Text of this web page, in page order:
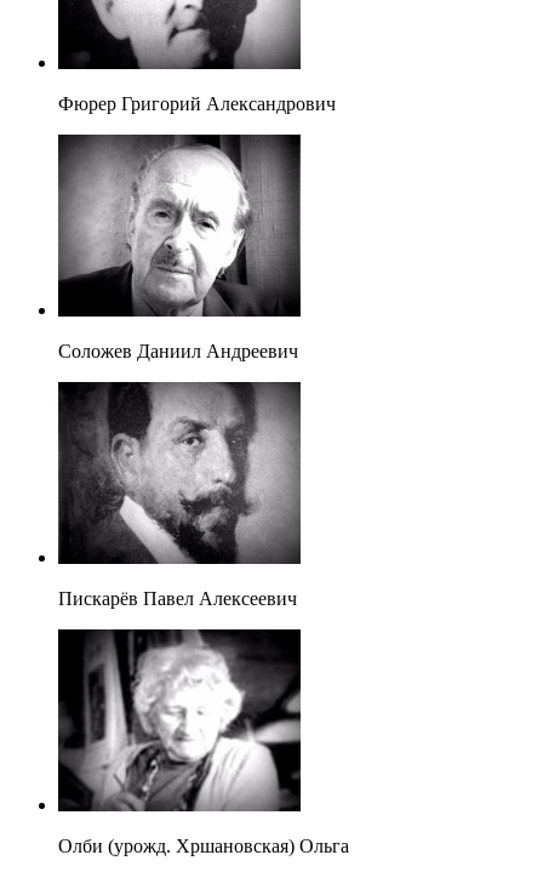
Фюрер Григорий Александрович
Соложев Даниил Андреевич
Пискарёв Павел Алексеевич
Олби (урожд. Хршановская) Ольга